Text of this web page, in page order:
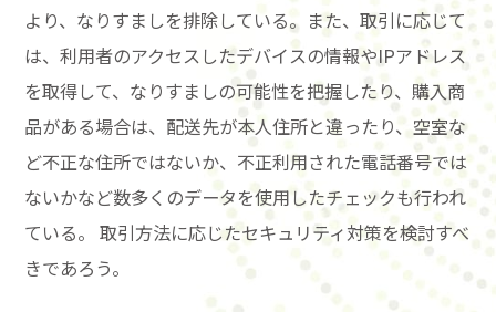
より、なりすましを排除している。また、取引に応じて
は、利用者のアクセスしたデバイスの情報やIPアドレス
を取得して、なりすましの可能性を把握したり、購入商
品がある場合は、配送先が本人住所と違ったり、空室な
ど不正な住所ではないか、不正利用された電話番号では
ないかなど数多くのデータを使用したチェックも行われ
ている。 取引方法に応じたセキュリティ対策を検討すべ
きであろう。